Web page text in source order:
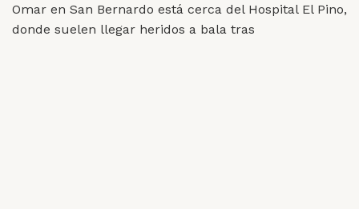
Omar en San Bernardo está cerca del Hospital El Pino,
donde suelen llegar heridos a bala tras